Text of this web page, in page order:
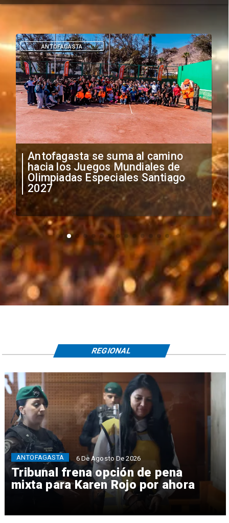
Antofagasta se suma al camino
hacia los Juegos Mundiales de
Olimpiadas Especiales Santiago
2027
ANTOFAGASTA
Tribunal frena opción de pena
mixta para Karen Rojo por ahora
ANTOFAGASTA 6 De Agosto De 2026
REGIONAL